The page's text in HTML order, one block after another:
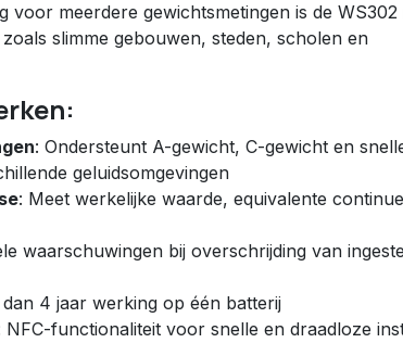
voor meerdere gewichtsmetingen is de
slimme gebouwen, steden, scholen en
: Ondersteunt A-gewicht, C-gewicht en
geluidsomgevingen
: Meet werkelijke waarde, equivalente
waarschuwingen bij overschrijding van
4 jaar werking op één batterij
NFC-functionaliteit voor snelle en draadloze